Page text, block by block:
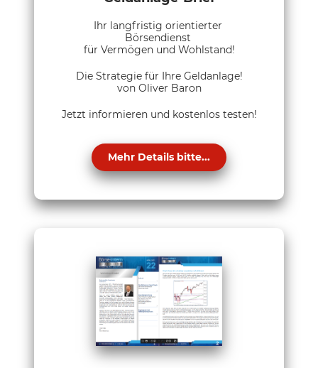
Ihr langfristig orientierter
Börsendienst
für Vermögen und Wohlstand!
Die Strategie für Ihre Geldanlage!
von Oliver Baron
Jetzt informieren und kostenlos testen!
Mehr Details bitte...